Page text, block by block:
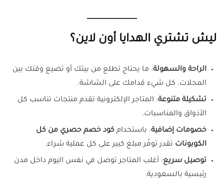
ليش تشتري الهدايا أون لاين؟
الراحة والسهولة: ما يحتاج تطلع من بيتك أو تضيع وقتك بين
المحلات. كل شيء قدامك على الشاشة.
تشكيلة متنوعة: المتاجر الإلكترونية تقدم منتجات تناسب كل
الأذواق والمناسبات.
خصومات إضافية: باستخدام كود خصم حصري من كل
الكوبونات تقدر توفّر مبلغ كبير على كل عملية شراء.
توصيل سريع: أغلب المتاجر توصل في نفس اليوم داخل مدن
رئيسية بالسعودية.